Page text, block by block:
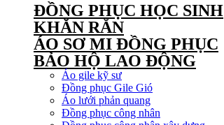
ĐỒNG PHỤC HỌC SINH
KHĂN RẰN
ÁO SƠ MI ĐỒNG PHỤC
BẢO HỘ LAO ĐỘNG
Áo gile kỹ sư
Đồng phục Gile Gió
Áo lưới phản quang
Đồng phục công nhân